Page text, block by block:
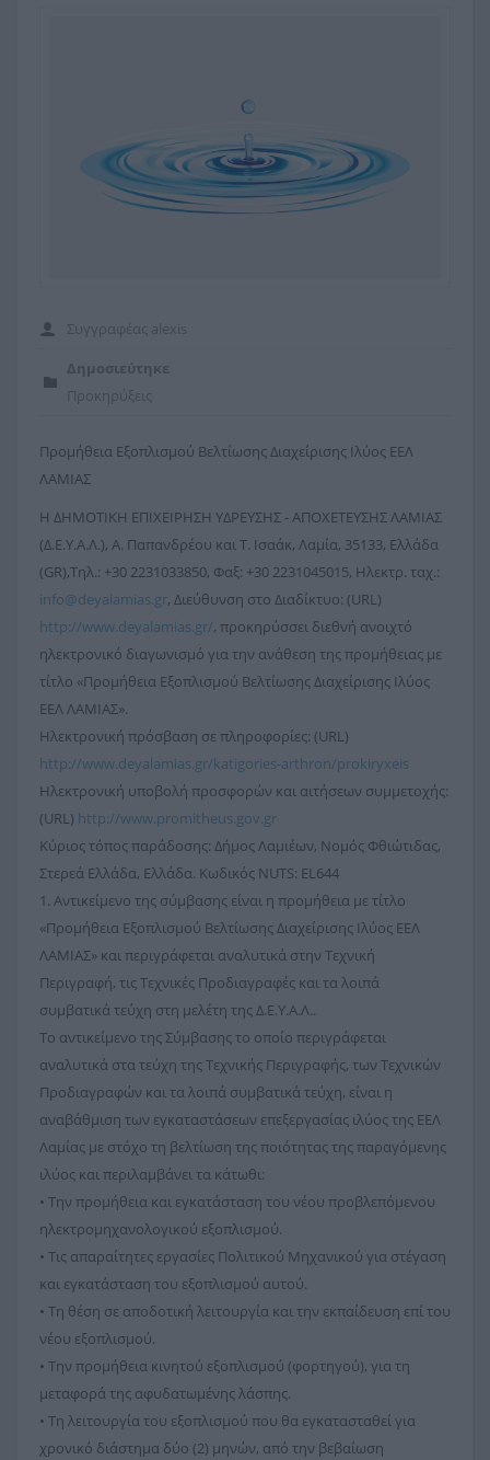
Προμήθειες
Προσκλήσεις
Συγγραφέας alexis
Δημοσιεύτηκε
Προκηρύξεις
Προμήθεια Εξοπλισμού Βελτίωσης Διαχείρισης Ιλύος ΕΕΛ
ΛΑΜΙΑΣ
H ΔΗΜΟΤΙΚΗ ΕΠΙΧΕΙΡΗΣΗ ΥΔΡΕΥΣΗΣ - ΑΠΟΧΕΤΕΥΣΗΣ ΛΑΜΙΑΣ
(Δ.Ε.Υ.Α.Λ.), Α. Παπανδρέου και Τ. Ισαάκ, Λαμία, 35133, Ελλάδα
(GR),Τηλ.: +30 2231033850, Φαξ: +30 2231045015, Ηλεκτρ. ταχ.:
info@deyalamias.gr, Διεύθυνση στο Διαδίκτυο: (URL)
http://www.deyalamias.gr/, προκηρύσσει διεθνή ανοιχτό
ηλεκτρονικό διαγωνισμό για την ανάθεση της προμήθειας με
τίτλο «Προμήθεια Εξοπλισμού Βελτίωσης Διαχείρισης Ιλύος
ΕΕΛ ΛΑΜΙΑΣ».
Ηλεκτρονική πρόσβαση σε πληροφορίες: (URL)
http://www.deyalamias.gr/katigories-arthron/prokiryxeis
Ηλεκτρονική υποβολή προσφορών και αιτήσεων συμμετοχής:
(URL) http://www.promitheus.gov.gr
Κύριος τόπος παράδοσης: Δήμος Λαμιέων, Νομός Φθιώτιδας,
Στερεά Ελλάδα, Ελλάδα. Κωδικός NUTS: EL644
1. Αντικείμενο της σύμβασης είναι η προμήθεια με τίτλο
«Προμήθεια Εξοπλισμού Βελτίωσης Διαχείρισης Ιλύος ΕΕΛ
ΛΑΜΙΑΣ» και περιγράφεται αναλυτικά στην Τεχνική
Περιγραφή, τις Τεχνικές Προδιαγραφές και τα λοιπά
συμβατικά τεύχη στη μελέτη της Δ.Ε.Υ.Α.Λ..
Το αντικείμενο της Σύμβασης το οποίο περιγράφεται
αναλυτικά στα τεύχη της Τεχνικής Περιγραφής, των Τεχνικών
Προδιαγραφών και τα λοιπά συμβατικά τεύχη, είναι η
αναβάθμιση των εγκαταστάσεων επεξεργασίας ιλύος της ΕΕΛ
Λαμίας με στόχο τη βελτίωση της ποιότητας της παραγόμενης
ιλύος και περιλαμβάνει τα κάτωθι:
• Την προμήθεια και εγκατάσταση του νέου προβλεπόμενου
ηλεκτρομηχανολογικού εξοπλισμού.
• Τις απαραίτητες εργασίες Πολιτικού Μηχανικού για στέγαση
και εγκατάσταση του εξοπλισμού αυτού.
• Τη θέση σε αποδοτική λειτουργία και την εκπαίδευση επί του
νέου εξοπλισμού.
• Την προμήθεια κινητού εξοπλισμού (φορτηγού), για τη
μεταφορά της αφυδατωμένης λάσπης.
• Τη λειτουργία του εξοπλισμού που θα εγκατασταθεί για
χρονικό διάστημα δύο (2) μηνών, από την βεβαίωση